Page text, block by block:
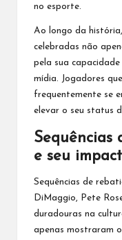
no esporte.
Ao longo da
celebradas não
pela sua
mídia. Jogadores
frequentemente se
elevar o seu status
Sequências
e seu
Sequências de
DiMaggio, Pete
duradouras na
apenas mostraram